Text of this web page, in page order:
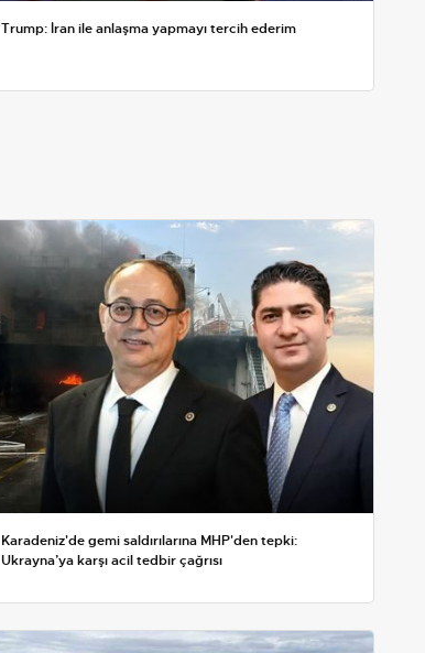
Trump: İran ile anlaşma yapmayı tercih ederim
Karadeniz'de gemi saldırılarına MHP'den tepki:
Ukrayna’ya karşı acil tedbir çağrısı